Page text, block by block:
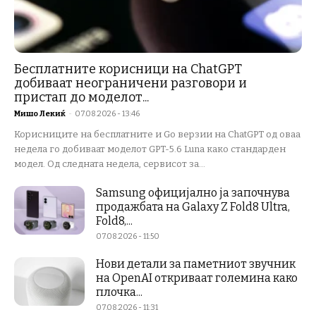
Бесплатните корисници на ChatGPT
добиваат неограничени разговори и
пристап до моделот...
Мишо Лекиќ - 07.08.2026 - 13:46
Корисниците на бесплатните и Go верзии на ChatGPT од оваа
недела го добиваат моделот GPT-5.6 Luna како стандарден
модел. Од следната недела, сервисот за...
Samsung официјално ја започнува
продажбата на Galaxy Z Fold8 Ultra,
Fold8,...
07.08.2026 - 11:50
Нови детали за паметниот звучник
на OpenAI откриваат големина како
плочка...
07.08.2026 - 11:31